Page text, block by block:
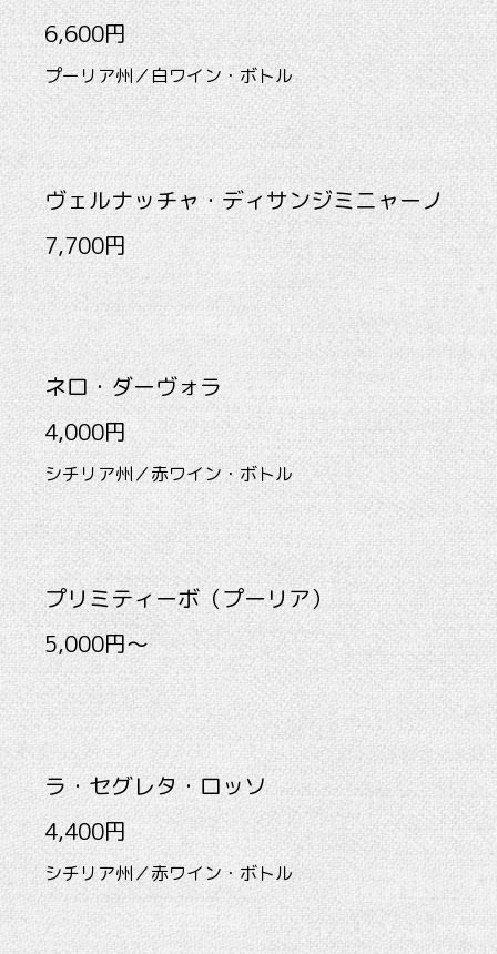
6,600円
プーリア州／白ワイン・ボトル
ヴェルナッチャ・ディサンジミニャーノ
7,700円
ネロ・ダーヴォラ
4,000円
シチリア州／赤ワイン・ボトル
プリミティーボ（プーリア）
5,000円～
ラ・セグレタ・ロッソ
4,400円
シチリア州／赤ワイン・ボトル